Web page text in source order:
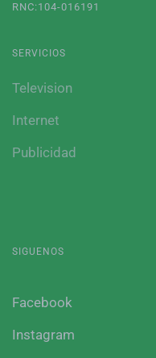
RNC:104-016191
SERVICIOS
Television
Internet
Publicidad
SIGUENOS
Facebook
Instagram